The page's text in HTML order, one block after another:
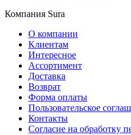
Компания Sura
О компании
Клиентам
Интересное
Ассортимент
Доставка
Возврат
Форма оплаты
Пользовательское
Контакты
Согласие на обработку